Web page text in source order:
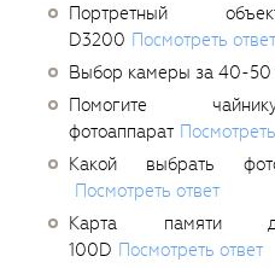
Портретный
D3200 Посмотреть ответ
Выбор камеры за 40-50
Помогите
фотоаппарат
Какой выбрать
Посмотреть ответ
Карта памяти
100D Посмотреть ответ